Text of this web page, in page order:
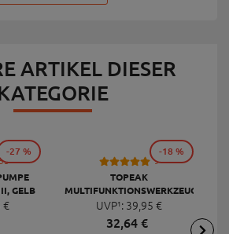
ARTIKEL DIESER
GELB
€
-27 %
9
TOPEAK
MULTIFUNKTIONSWERKZEUG
MINI 20 PRO
UVP¹: 39,95 €
32,64€
-18 %